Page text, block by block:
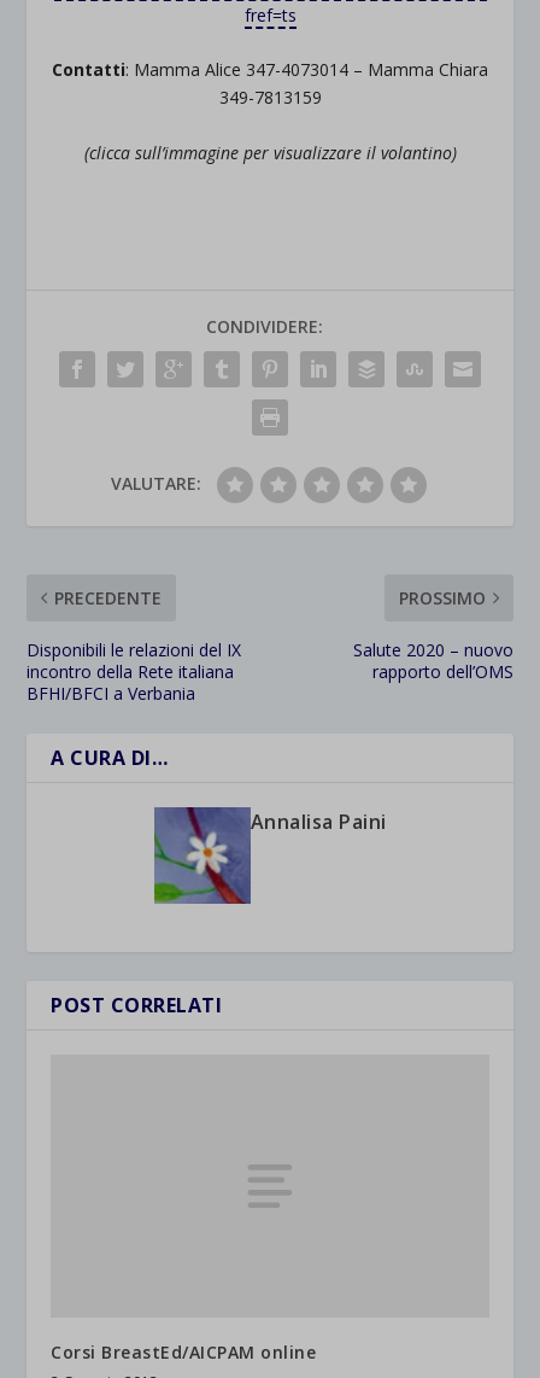
fref=ts
Contatti: Mamma Alice 347-4073014 – Mamma Chiara
349-7813159
(clicca sull’immagine per visualizzare il volantino)
CONDIVIDERE:
VALUTARE:
PRECEDENTE
Disponibili le relazioni del IX
incontro della Rete italiana
BFHI/BFCI a Verbania
PROSSIMO
Salute 2020 – nuovo
rapporto dell’OMS
A CURA DI…
Annalisa Paini
POST CORRELATI
Corsi BreastEd/AICPAM online